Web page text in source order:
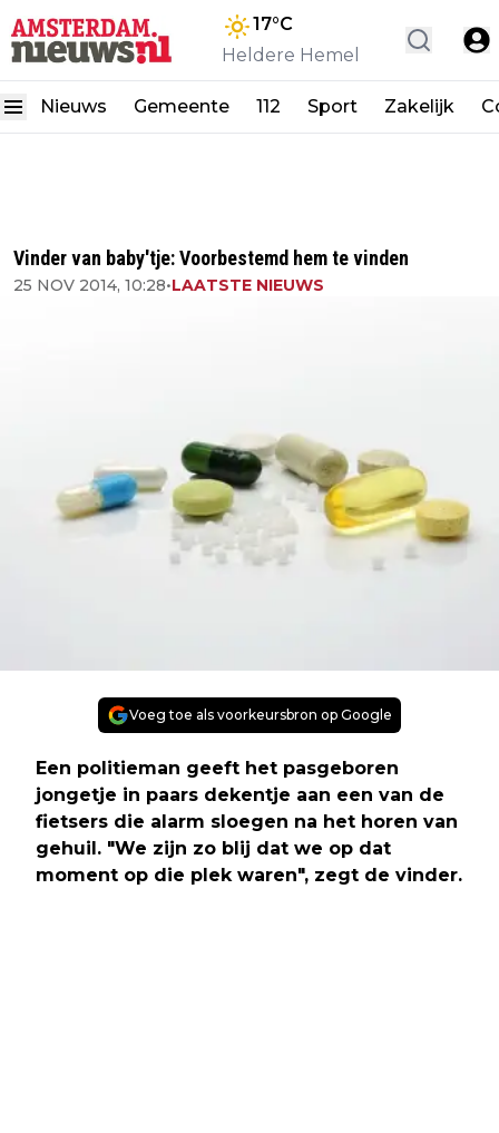
17°C
Heldere Hemel
Nieuws Gemeente 112 Sport Zakelijk
Vinder van baby'tje: Voorbestemd hem te vinden
25 NOV 2014, 10:28•LAATSTE NIEUWS
Voeg toe als voorkeursbron op Google
Een politieman geeft het pasgeboren
jongetje in paars dekentje aan een van de
fietsers die alarm sloegen na het horen van
gehuil. "We zijn zo blij dat we op dat
moment op die plek waren", zegt de vinder.